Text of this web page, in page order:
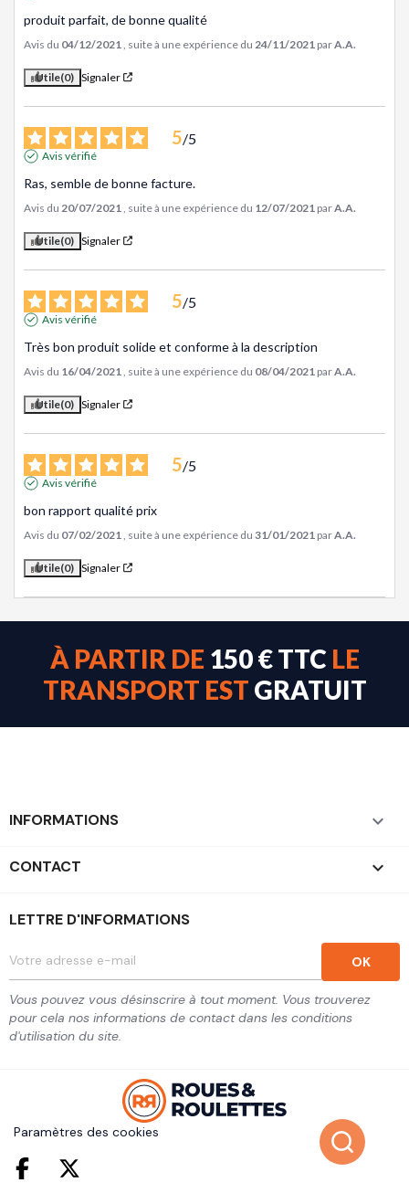
produit parfait, de bonne qualité
Avis du 04/12/2021 , suite à une expérience du 24/11/2021 parA.A.
Utile(0) Signaler
5/5
Avis vérifié
Ras, semble de bonne facture.
Avis du 20/07/2021 , suite à une expérience du 12/07/2021 parA.A.
Utile(0) Signaler
5/5
Avis vérifié
Très bon produit solide et conforme à la description
Avis du 16/04/2021 , suite à une expérience du 08/04/2021 parA.A.
Utile(0) Signaler
5/5
Avis vérifié
bon rapport qualité prix
Avis du 07/02/2021 , suite à une expérience du 31/01/2021 parA.A.
Utile(0) Signaler
À PARTIR DE 150 € TTC LE
TRANSPORT EST GRATUIT
INFORMATIONS 
CONTACT keyboard_arrow_down
LETTRE D'INFORMATIONS
Vous pouvez vous désinscrire à tout moment. Vous trouverez
pour cela nos informations de contact dans les conditions
d'utilisation du site.
Paramètres des cookies
Facebook